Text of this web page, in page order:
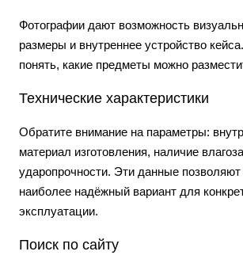
Фотографии дают возможность
размеры и внутреннее устройство
понять, какие предметы можно
Технические характеристики
Обратите внимание на параметры:
материал изготовления, наличие
ударопрочности. Эти данные
наиболее надёжный вариант для
эксплуатации.
Поиск по сайту